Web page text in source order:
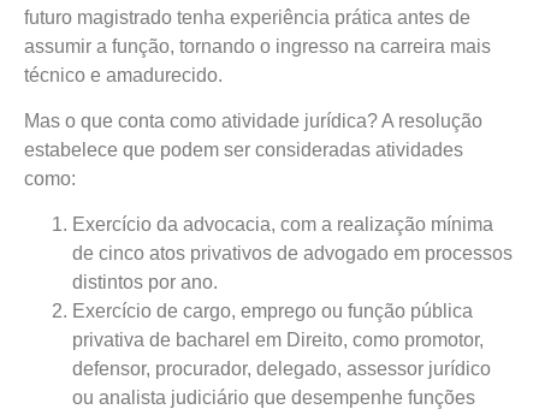
futuro magistrado tenha experiência prática antes de
assumir a função, tornando o ingresso na carreira mais
técnico e amadurecido.
Mas o que conta como atividade jurídica? A resolução
estabelece que podem ser consideradas atividades
como:
Exercício da advocacia, com a realização mínima
de cinco atos privativos de advogado em processos
distintos por ano.
Exercício de cargo, emprego ou função pública
privativa de bacharel em Direito, como promotor,
defensor, procurador, delegado, assessor jurídico
ou analista judiciário que desempenhe funções